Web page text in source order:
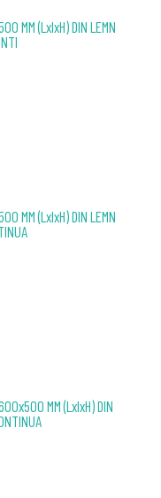
MM (LxlxH) DIN LEMN
MM (LxlxH) DIN LEMN
MM (LxlxH) DIN